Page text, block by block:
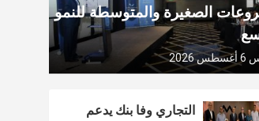
الصغيرة والمتوسطة للنمو
التجاري وفا بنك يدعم